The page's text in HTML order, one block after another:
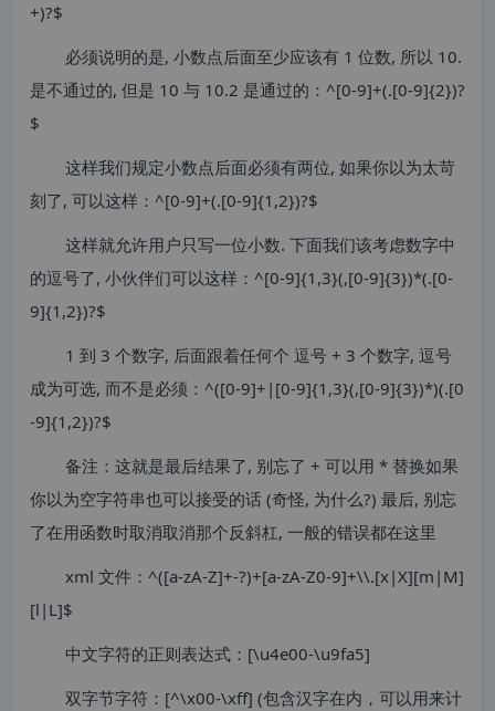
+)?$
必须说明的是, 小数点后面至少应该有 1 位数, 所以 10.
是不通过的, 但是 10 与 10.2 是通过的：^[0-9]+(.[0-9]{2})?
$
这样我们规定小数点后面必须有两位, 如果你以为太苛
刻了, 可以这样：^[0-9]+(.[0-9]{1,2})?$
这样就允许用户只写一位小数. 下面我们该考虑数字中
的逗号了, 小伙伴们可以这样：^[0-9]{1,3}(,[0-9]{3})*(.[0-
9]{1,2})?$
1 到 3 个数字, 后面跟着任何个 逗号 + 3 个数字, 逗号
成为可选, 而不是必须：^([0-9]+|[0-9]{1,3}(,[0-9]{3})*)(.[0
-9]{1,2})?$
备注：这就是最后结果了, 别忘了 + 可以用 * 替换如果
你以为空字符串也可以接受的话 (奇怪, 为什么?) 最后, 别忘
了在用函数时取消取消那个反斜杠, 一般的错误都在这里
xml 文件：^([a-zA-Z]+-?)+[a-zA-Z0-9]+\\.[x|X][m|M]
[l|L]$
中文字符的正则表达式：[\u4e00-\u9fa5]
双字节字符：[^\x00-\xff] (包含汉字在内，可以用来计